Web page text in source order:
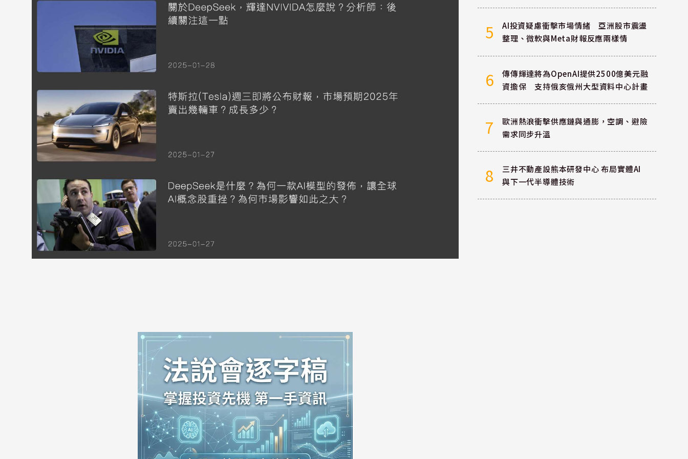
5
AI投資疑慮衝擊市場情緒 亞洲股市震盪
整理、微軟與Meta財報反應兩樣情
6
傳傳輝達將為OpenAI提供2500億美元融
資擔保 支持俄亥俄州大型資料中心計畫
7
歐洲熱浪衝擊供應鏈與通膨，空調、避險
需求同步升溫
8
三井不動產設熊本研發中心 布局實體AI
與下一代半導體技術